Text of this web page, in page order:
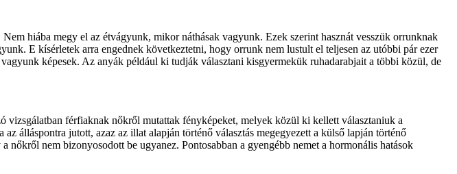
hiába megy el az étvágyunk, mikor náthásak vagyunk. Ezek szerint hasznát vesszük orrunknak
E kísérletek arra engednek következtetni, hogy orrunk nem lustult el teljesen az utóbbi pár ezer
képesek. Az anyák például ki tudják választani kisgyermekük ruhadarabjait a többi közül, de
vizsgálatban férfiaknak nőkről mutattak fényképeket, melyek közül ki kellett választaniuk a
álláspontra jutott, azaz az illat alapján történő választás megegyezett a külső lapján történő
nem bizonyosodott be ugyanez. Pontosabban a gyengébb nemet a hormonális hatások